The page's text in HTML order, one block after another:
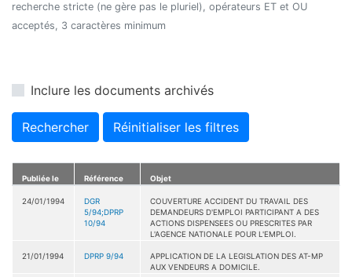
recherche stricte (ne gère pas le pluriel), opérateurs ET et OU
acceptés, 3 caractères minimum
Inclure les documents archivés
Rechercher Réinitialiser les filtres
Publiée le Référence Objet
24/01/1994
DGR
5/94;DPRP
10/94
COUVERTURE ACCIDENT DU TRAVAIL DES
DEMANDEURS D'EMPLOI PARTICIPANT A DES
ACTIONS DISPENSEES OU PRESCRITES PAR
L'AGENCE NATIONALE POUR L'EMPLOI.
21/01/1994 DPRP 9/94
APPLICATION DE LA LEGISLATION DES AT-MP
AUX VENDEURS A DOMICILE.